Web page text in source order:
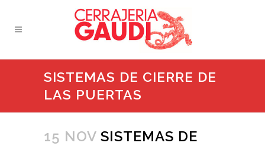
SISTEMAS DE CIERRE DE
LAS PUERTAS
15 NOV SISTEMAS DE